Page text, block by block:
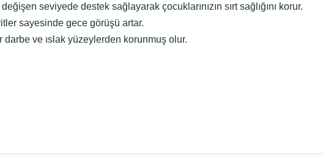
seviyede destek sağlayarak çocuklarınızın sırt sağlığını korur.
sayesinde gece görüşü artar.
ve ıslak yüzeylerden korunmuş olur.